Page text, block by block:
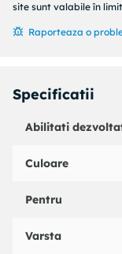
site sunt valabile în
Raporteaza o
Specificatii
Abilitati
Culoare
Pentru
Varsta